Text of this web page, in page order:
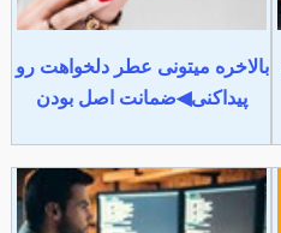
بالاخره میتونی عطر دلخواهت رو
پیداکنی◀ضمانت اصل بودن